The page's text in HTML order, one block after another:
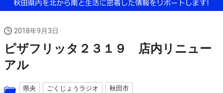
2018年9月3日
ピザフリッタ２３１９ 店内リニュー
アル
県央 ごくじょうラジオ 秋田市